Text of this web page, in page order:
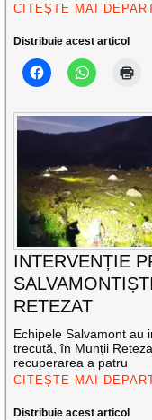
CITEȘTE MAI
Distribuie acest articol
INTERVENȚIE
RETEZAT
Echipele Salvamont au
trecută, în Munții
recuperarea a patru
CITEȘTE MAI
Distribuie acest articol